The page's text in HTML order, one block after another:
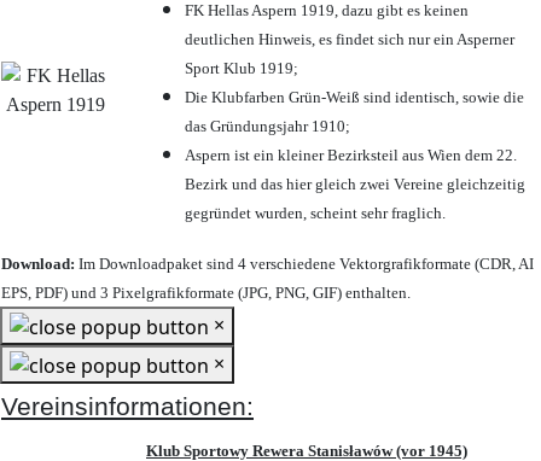
FK Hellas Aspern 1919, dazu gibt es keinen
deutlichen Hinweis, es findet sich nur ein Asperner
Sport Klub 1919;
Die Klubfarben Grün-Weiß sind identisch, sowie die
das Gründungsjahr 1910;
Aspern ist ein kleiner Bezirksteil aus Wien dem 22.
Bezirk und das hier gleich zwei Vereine gleichzeitig
gegründet wurden, scheint sehr fraglich.
Download: Im Downloadpaket sind 4 verschiedene Vektorgrafikformate (CDR, AI
EPS, PDF) und 3 Pixelgrafikformate (JPG, PNG, GIF) enthalten.
×
×
Vereinsinformationen:
Klub Sportowy Rewera Stanisławów (vor 1945)